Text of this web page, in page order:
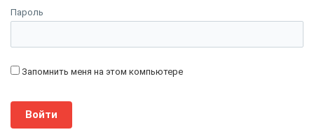
Пароль
Запомнить меня на этом компьютере